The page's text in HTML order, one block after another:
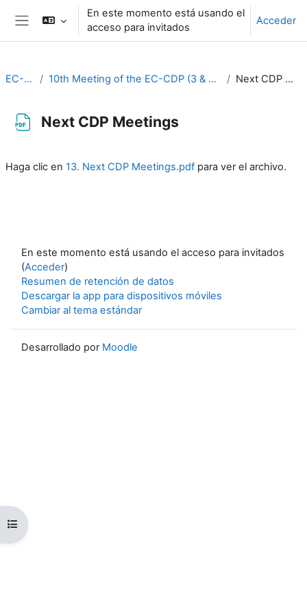
Salta al contenido principal
Panel lateral
En este momento está usando el
acceso para invitados
Acceder
Abrir índice del curso
EC-CDP 10th Meeting of the EC-CDP (3 & 4 February 2025) Next CDP Meetings
Next CDP Meetings
Haga clic en 13. Next CDP Meetings.pdf para ver el archivo.
En este momento está usando el acceso para invitados
(Acceder)
Resumen de retención de datos
Descargar la app para dispositivos móviles
Cambiar al tema estándar
Desarrollado por Moodle